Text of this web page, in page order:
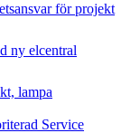
för projekt
ny elcentral
lampa
Service